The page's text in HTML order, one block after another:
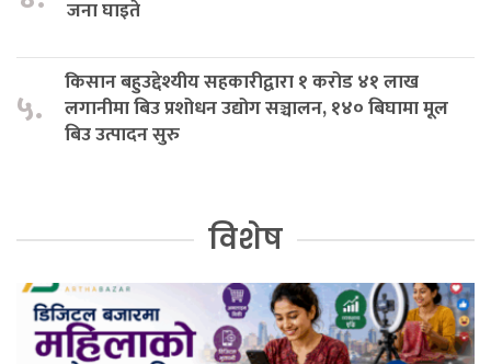
जना घाइते
५.
किसान बहुउद्देश्यीय सहकारीद्वारा १ करोड ४१ लाख
लगानीमा बिउ प्रशोधन उद्योग सञ्चालन, १४० बिघामा मूल
बिउ उत्पादन सुरु
विशेष